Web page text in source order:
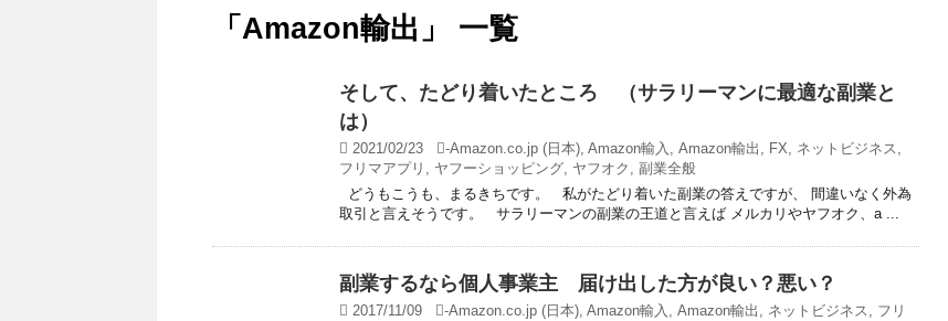
「Amazon輸出」 一覧
そして、たどり着いたところ （サラリーマンに最適な副業と
は）
2021/02/23 -Amazon.co.jp (日本), Amazon輸入 , Amazon輸出 , FX, ネットビジネス,
フリマアプリ , ヤフーショッピング, ヤフオク , 副業全般
どうもこうも、まるきちです。 私がたどり着いた副業の答えですが、 間違いなく外為
取引と言えそうです。 サラリーマンの副業の王道と言えば メルカリやヤフオク、a ...
副業するなら個人事業主 届け出した方が良い？悪い？
2017/11/09 -Amazon.co.jp (日本), Amazon輸入 , Amazon輸出 , ネットビジネス, フリ